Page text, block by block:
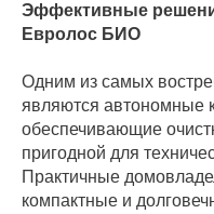
Эффективные
Евролос БИО
Одним из самых
являются автономные
обеспечивающие
пригодной для
Практичные
компактные и